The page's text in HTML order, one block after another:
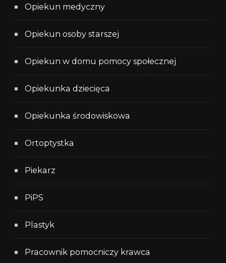
Opiekun medyczny
Opiekun osoby starszej
Opiekun w domu pomocy społecznej
Opiekunka dziecięca
Opiekunka środowiskowa
Ortoptystka
Piekarz
PiPS
Plastyk
Pracownik pomocniczy krawca